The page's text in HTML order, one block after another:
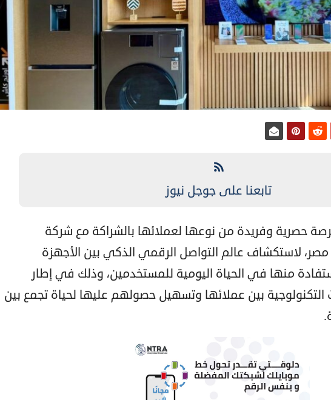
تابعنا على جوجل نيوز
حصرية وفريدة من نوعها لعملائها بالشراكة مع شركة
لاستكشاف عالم التواصل الرقمي الذكي بين الأجهزة
منها في الحياة اليومية للمستخدمين، وذلك في إطار
التكنولوجية بين عملائها وتسهيل حصولهم عليها لحياة تجمع بين